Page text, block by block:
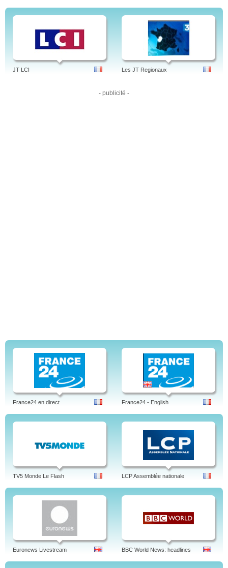
Tagesschau vor 20 Jahren
Die Story
Talkshows der ARD wie Günther Jauch, Anne Will und Hart aber fair
JT LCI Les JT Regionaux
- publicité -
France24 en direct France24 - English
TV5 Monde Le Flash LCP Assemblée nationale
Euronews Livestream BBC World News: headlines